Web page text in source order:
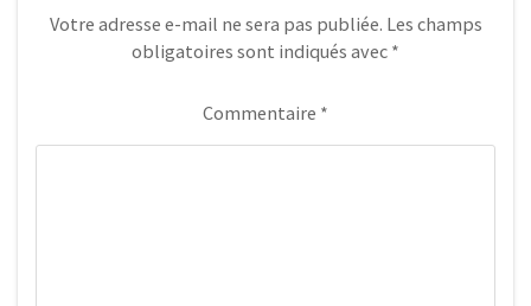
r
o
k
p
p
Votre adresse e-mail ne sera pas publiée. Les champs
obligatoires sont indiqués avec *
Commentaire *